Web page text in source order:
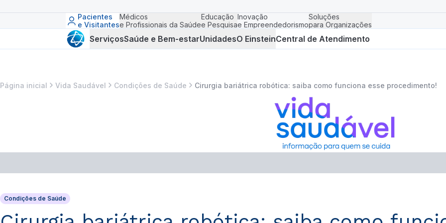
Pacientes
e Visitantes
Médicos
e Profissionais da Saúde
Educação
e Pesquisa
Inovação
e Empreendedorismo
Soluções
para Organizações
ServiçosSaúde e Bem-estarUnidadesO EinsteinCentral de Atendimento
Página inicial Vida Saudável Condições de Saúde Cirurgia bariátrica robótica: saiba como funciona esse procedimento!
Condições de Saúde